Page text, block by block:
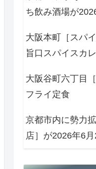
ち飲み酒場が
大阪本町［スパ
旨口スパイスカ
大阪谷町六丁目
フライ定食
京都市内に勢力
店］が2026年6月